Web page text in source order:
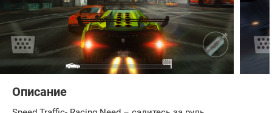
Описание